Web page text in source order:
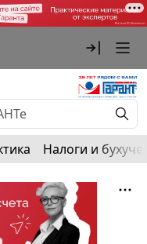
Налоги и